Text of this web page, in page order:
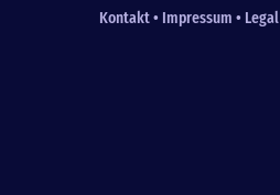
Fußzeile
Kontakt • Impressum • Legal